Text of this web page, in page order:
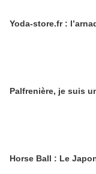
Yoda-store.fr :
Palfrenière, je suis
Horse Ball : Le